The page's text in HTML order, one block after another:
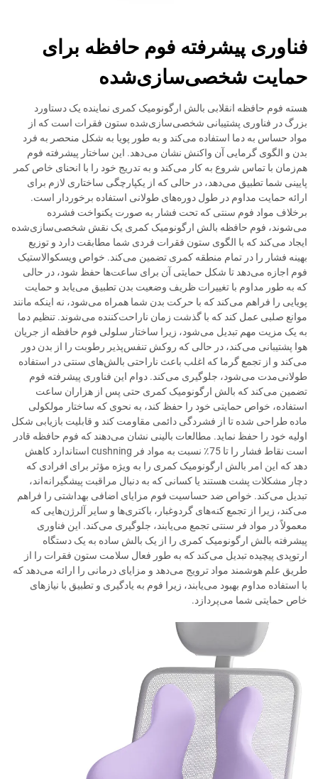
فناوری پیشرفته فوم حافظه برای
حمایت شخصی‌سازی‌شده
هسته فوم حافظه انقلابی بالش ارگونومیک کمری نماینده یک دستاورد
بزرگ در فناوری پشتیبانی شخصی‌سازی‌شده ستون فقرات است که از
مواد حساس به دما استفاده می‌کند و به طور پویا به شکل منحصر به فرد
بدن و الگوی گرمایی آن واکنش نشان می‌دهد. این ساختار پیشرفته فوم
هم‌زمان با تماس شروع به کار می‌کند و به تدریج خود را با انحنای خاص کمر
پایینی شما تطبیق می‌دهد، در حالی که از یکپارچگی ساختاری لازم برای
ارائه حمایت مداوم در طول دوره‌های طولانی استفاده برخوردار است.
برخلاف مواد فوم سنتی که تحت فشار به صورت یکنواخت فشرده
می‌شوند، فوم حافظه بالش ارگونومیک کمری یک نقش شخصی‌سازی‌شده
ایجاد می‌کند که با الگوی ستون فقرات فردی شما مطابقت دارد و توزیع
بهینه فشار را در تمام منطقه کمری تضمین می‌کند. خواص ویسکوالاستیک
فوم اجازه می‌دهد تا شکل حمایتی آن برای ساعت‌ها حفظ شود، در حالی
که به طور مداوم با تغییرات ظریف وضعیت بدن تطبیق می‌یابد و حمایت
پویایی را فراهم می‌کند که با حرکت بدن شما همراه می‌شود، نه اینکه مانند
موانع صلبی عمل کند که با گذشت زمان ناراحت‌کننده می‌شوند. تنظیم دما
به یک مزیت مهم تبدیل می‌شود، زیرا ساختار سلولی فوم حافظه از جریان
هوا پشتیبانی می‌کند، در حالی که روکش تنفس‌پذیر رطوبت را از بدن دور
می‌کند و از تجمع گرما که اغلب باعث ناراحتی بالش‌های سنتی در استفاده
طولانی‌مدت می‌شود، جلوگیری می‌کند. دوام این فناوری پیشرفته فوم
تضمین می‌کند که بالش ارگونومیک کمری حتی پس از هزاران ساعت
استفاده، خواص حمایتی خود را حفظ کند، به نحوی که ساختار مولکولی
ماده طراحی شده تا از فشردگی دائمی مقاومت کند و قابلیت بازیابی شکل
اولیه خود را حفظ نماید. مطالعات بالینی نشان می‌دهند که فوم حافظه قادر
است نقاط فشار را تا 75٪ نسبت به مواد فر cushning استاندارد کاهش
دهد که این امر بالش ارگونومیک کمری را به ویژه مؤثر برای افرادی که
دچار مشکلات پشت هستند یا کسانی که به دنبال مراقبت پیشگیرانه‌اند،
تبدیل می‌کند. خواص ضد حساسیت فوم مزایای اضافی بهداشتی را فراهم
می‌کند، زیرا از تجمع کنه‌های گردوغبار، باکتری‌ها و سایر آلرژن‌هایی که
معمولاً در مواد فر سنتی تجمع می‌یابند، جلوگیری می‌کند. این فناوری
پیشرفته بالش ارگونومیک کمری را از یک بالش ساده به یک دستگاه
ارتوپدی پیچیده تبدیل می‌کند که به طور فعال سلامت ستون فقرات را از
طریق علم هوشمند مواد ترویج می‌دهد و مزایای درمانی را ارائه می‌دهد که
با استفاده مداوم بهبود می‌یابند، زیرا فوم به یادگیری و تطبیق با نیازهای
خاص حمایتی شما می‌پردازد.